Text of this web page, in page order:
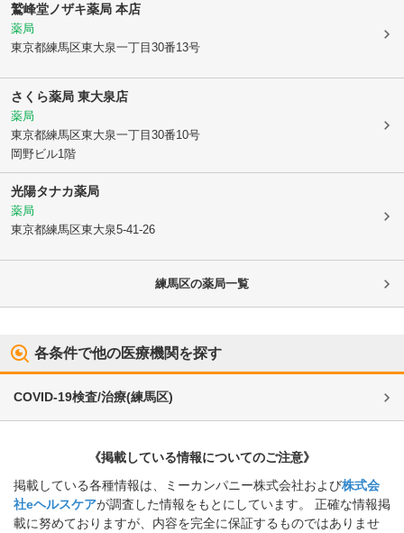
鷲峰堂ノザキ薬局 本店
薬局
東京都練馬区東大泉一丁目30番13号
さくら薬局 東大泉店
薬局
東京都練馬区東大泉一丁目30番10号
岡野ビル1階
光陽タナカ薬局
薬局
東京都練馬区東大泉5-41-26
練馬区の薬局一覧
各条件で他の医療機関を探す
COVID-19検査/治療(練馬区)
《掲載している情報についてのご注意》
掲載している各種情報は、ミーカンパニー株式会社および株式会
社eヘルスケアが調査した情報をもとにしています。 正確な情報掲
載に努めておりますが、内容を完全に保証するものではありませ